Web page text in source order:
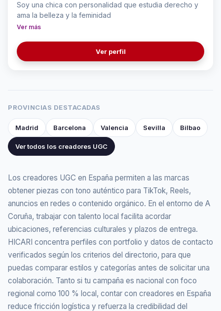
Soy una chica con personalidad que estudia derecho y
ama la belleza y la feminidad
Ver más
Ver perfil
PROVINCIAS DESTACADAS
Madrid Barcelona Valencia Sevilla Bilbao
Ver todos los creadores UGC
Los creadores UGC en España permiten a las marcas
obtener piezas con tono auténtico para TikTok, Reels,
anuncios en redes o contenido orgánico. En el entorno de A
Coruña, trabajar con talento local facilita acordar
ubicaciones, referencias culturales y plazos de entrega.
HICARI concentra perfiles con portfolio y datos de contacto
verificados según los criterios del directorio, para que
puedas comparar estilos y categorías antes de solicitar una
colaboración. Tanto si tu campaña es nacional con foco
regional como 100 % local, contar con creadores en España
reduce fricción logística y refuerza la credibilidad del